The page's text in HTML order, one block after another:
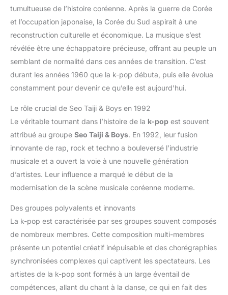
tumultueuse de l’histoire coréenne. Après la guerre de Corée
et l’occupation japonaise, la Corée du Sud aspirait à une
reconstruction culturelle et économique. La musique s’est
révélée être une échappatoire précieuse, offrant au peuple un
semblant de normalité dans ces années de transition. C’est
durant les années 1960 que la k-pop débuta, puis elle évolua
constamment pour devenir ce qu’elle est aujourd’hui.
Le rôle crucial de Seo Taiji & Boys en 1992
Le véritable tournant dans l’histoire de la k-pop est souvent
attribué au groupe Seo Taiji & Boys. En 1992, leur fusion
innovante de rap, rock et techno a bouleversé l’industrie
musicale et a ouvert la voie à une nouvelle génération
d’artistes. Leur influence a marqué le début de la
modernisation de la scène musicale coréenne moderne.
Des groupes polyvalents et innovants
La k-pop est caractérisée par ses groupes souvent composés
de nombreux membres. Cette composition multi-membres
présente un potentiel créatif inépuisable et des chorégraphies
synchronisées complexes qui captivent les spectateurs. Les
artistes de la k-pop sont formés à un large éventail de
compétences, allant du chant à la danse, ce qui en fait des